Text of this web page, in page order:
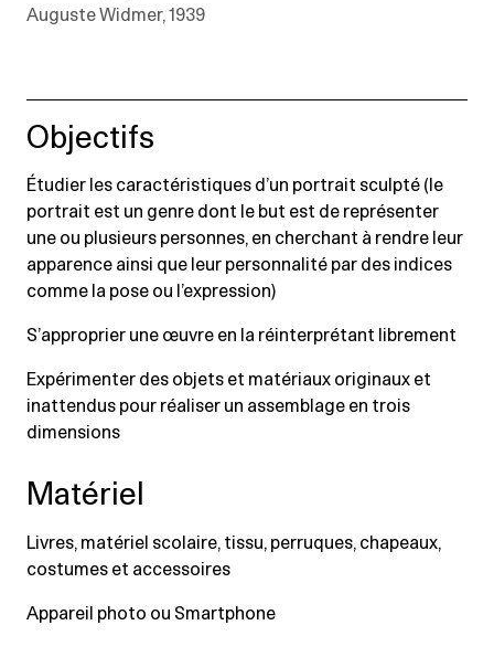
Auguste Widmer, 1939
Objectifs
Étudier les caractéristiques d’un portrait sculpté (le
portrait est un genre dont le but est de représenter
une ou plusieurs personnes, en cherchant à rendre leur
apparence ainsi que leur personnalité par des indices
comme la pose ou l’expression)
S’approprier une œuvre en la réinterprétant librement
Expérimenter des objets et matériaux originaux et
inattendus pour réaliser un assemblage en trois
dimensions
Matériel
Livres, matériel scolaire, tissu, perruques, chapeaux,
costumes et accessoires
Appareil photo ou Smartphone